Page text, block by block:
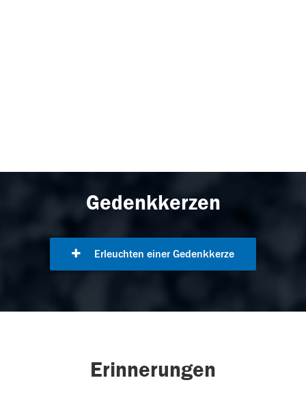
Gedenkkerzen
Erleuchten einer Gedenkkerze
Erinnerungen